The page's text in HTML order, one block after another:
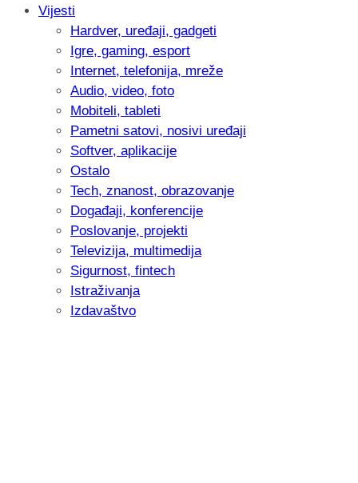
Vijesti
Hardver, uređaji, gadgeti
Igre, gaming, esport
Internet, telefonija, mreže
Audio, video, foto
Mobiteli, tableti
Pametni satovi, nosivi uređaji
Softver, aplikacije
Ostalo
Tech, znanost, obrazovanje
Događaji, konferencije
Poslovanje, projekti
Televizija, multimedija
Sigurnost, fintech
Istraživanja
Izdavaštvo